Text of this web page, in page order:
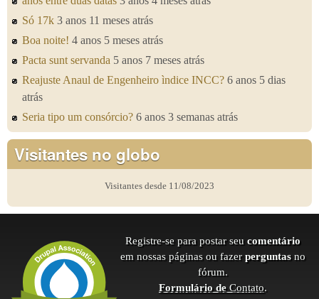
Só 17k 3 anos 11 meses atrás
Boa noite! 4 anos 5 meses atrás
Pacta sunt servanda 5 anos 7 meses atrás
Reajuste Anaul de Engenheiro ìndice INCC? 6 anos 5 dias
atrás
Seria tipo um consórcio? 6 anos 3 semanas atrás
Visitantes no globo
Visitantes desde 11/08/2023
Registre-se para postar seu comentário
em nossas páginas ou fazer perguntas no
fórum.
Formulário deContato.